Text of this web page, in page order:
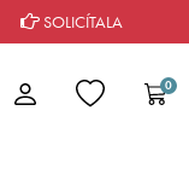
SOLICÍTALA
0